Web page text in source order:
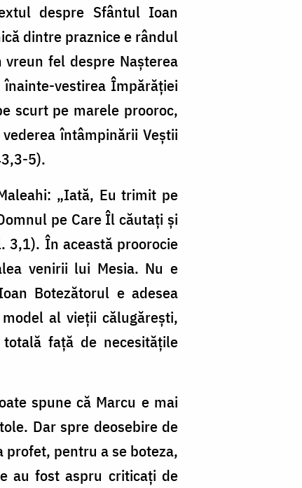
despre Sfântul Ioan
dintre praznice e rândul
fel despre Nașterea
vestirea Împărăției
scurt pe marele prooroc,
întâmpinării Veștii
5).
„Iată, Eu trimit pe
pe Care Îl căutaţi şi
3,1). În această proorocie
venirii lui Mesia. Nu e
Botezătorul e adesea
al vieții călugărești,
față de necesitățile
spune că Marcu e mai
Dar spre deosebire de
pentru a se boteza,
au fost aspru criticați de